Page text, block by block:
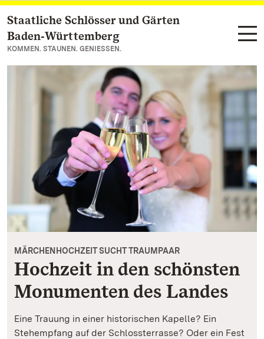
Zum Hauptinhalt springen
Staatliche Schlösser und Gärten
Baden‑Württemberg
KOMMEN. STAUNEN. GENIESSEN.
MÄRCHENHOCHZEIT SUCHT TRAUMPAAR
Hochzeit in den schönsten
Monumenten des Landes
Eine Trauung in einer historischen Kapelle? Ein
Stehempfang auf der Schlossterrasse? Oder ein Fest